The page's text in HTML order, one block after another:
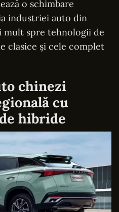
o schimbare
industriei auto din
mult spre tehnologii de
clasice și cele complet
chinezi
cu
hibride